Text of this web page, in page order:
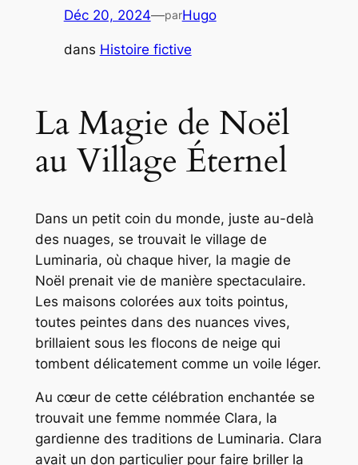
Déc 20, 2024—parHugo
dans Histoire fictive
La Magie de Noël
au Village Éternel
Dans un petit coin du monde, juste au-delà
des nuages, se trouvait le village de
Luminaria, où chaque hiver, la magie de
Noël prenait vie de manière spectaculaire.
Les maisons colorées aux toits pointus,
toutes peintes dans des nuances vives,
brillaient sous les flocons de neige qui
tombent délicatement comme un voile léger.
Au cœur de cette célébration enchantée se
trouvait une femme nommée Clara, la
gardienne des traditions de Luminaria. Clara
avait un don particulier pour faire briller la